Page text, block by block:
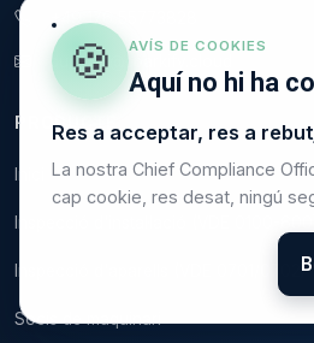
🍪 AVÍS DE COOKIES
Aquí no hi ha
Res a acceptar, res a
La nostra Chief Compliance
cap cookie, res desat, ningú
support@sparkify.cloud
PRODUCTE
Inici
Inspecció d'instal·lació (VDE 0100-600)
Inspecció d'aparells (VDE 0701/0702)
Socis de maquinari